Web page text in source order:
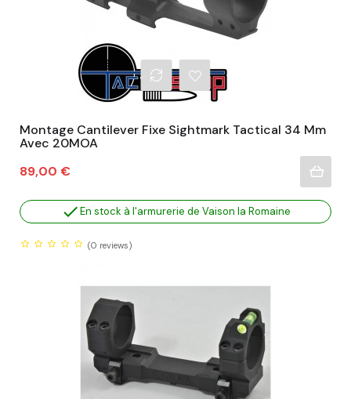
Montage Cantilever Fixe Sightmark Tactical 34 Mm
Avec 20MOA
Prix
89,00 €
En stock à l'armurerie de Vaison la Romaine
(0 reviews)